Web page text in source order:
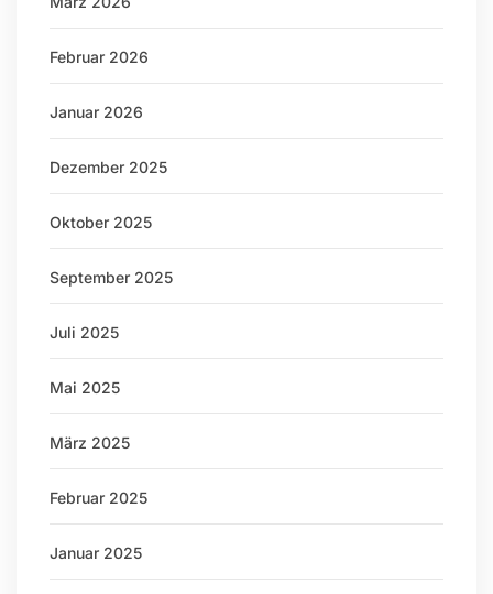
Februar 2026
Januar 2026
Dezember 2025
Oktober 2025
September 2025
Juli 2025
Mai 2025
März 2025
Februar 2025
Januar 2025